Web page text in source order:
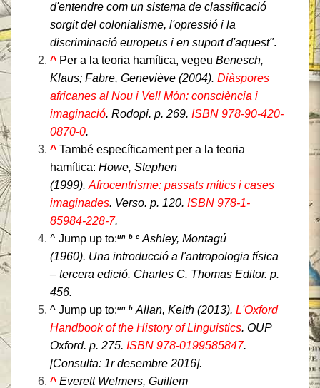
d'entendre com un sistema de classificació
sorgit del colonialisme, l'opressió i la
discriminació europeus i en suport d'aquest .
^ Per a la teoria hamítica, vegeu Benesch,
Klaus; Fabre, Geneviève (2004). Diàspores
africanes al Nou i Vell Món: consciència i
imaginació. Rodopi. p. 269. ISBN 978-90-420-
0870-0.
^ També específicament per a la teoria
hamítica: Howe, Stephen
(1999). Afrocentrisme: passats mítics i cases
imaginades. Verso. p. 120. ISBN 978-1-
85984-228-7.
^ Jump up to:un b c Ashley, Montagú
(1960). Una introducció a l'antropologia física
– tercera edició. Charles C. Thomas Editor. p.
456.
^ Jump up to:un b Allan, Keith (2013). L'Oxford
Handbook of the History of Linguistics. OUP
Oxford. p. 275. ISBN 978-0199585847.
[Consulta: 1r desembre 2016].
^ Everett Welmers, Guillem